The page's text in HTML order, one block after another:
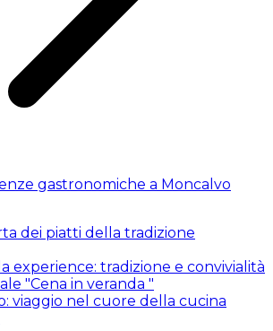
gastronomiche a Moncalvo
dei piatti della tradizione
experience: tradizione e convivialità
"Cena in veranda "
viaggio nel cuore della cucina